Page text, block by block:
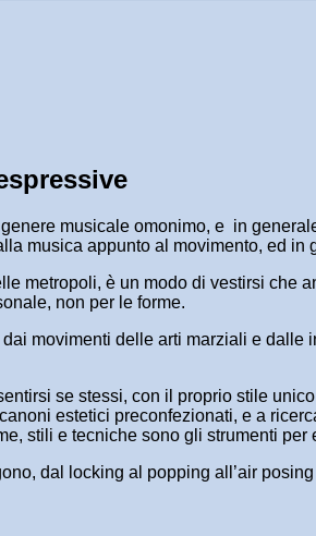
musicale omonimo, e in
musica appunto al movimento, ed in
metropoli, è un modo di vestirsi che
non per le forme.
movimenti delle arti marziali e
se stessi, con il proprio stile
estetici preconfezionati, e a
stili e tecniche sono gli strumenti per
dal locking al popping all’air